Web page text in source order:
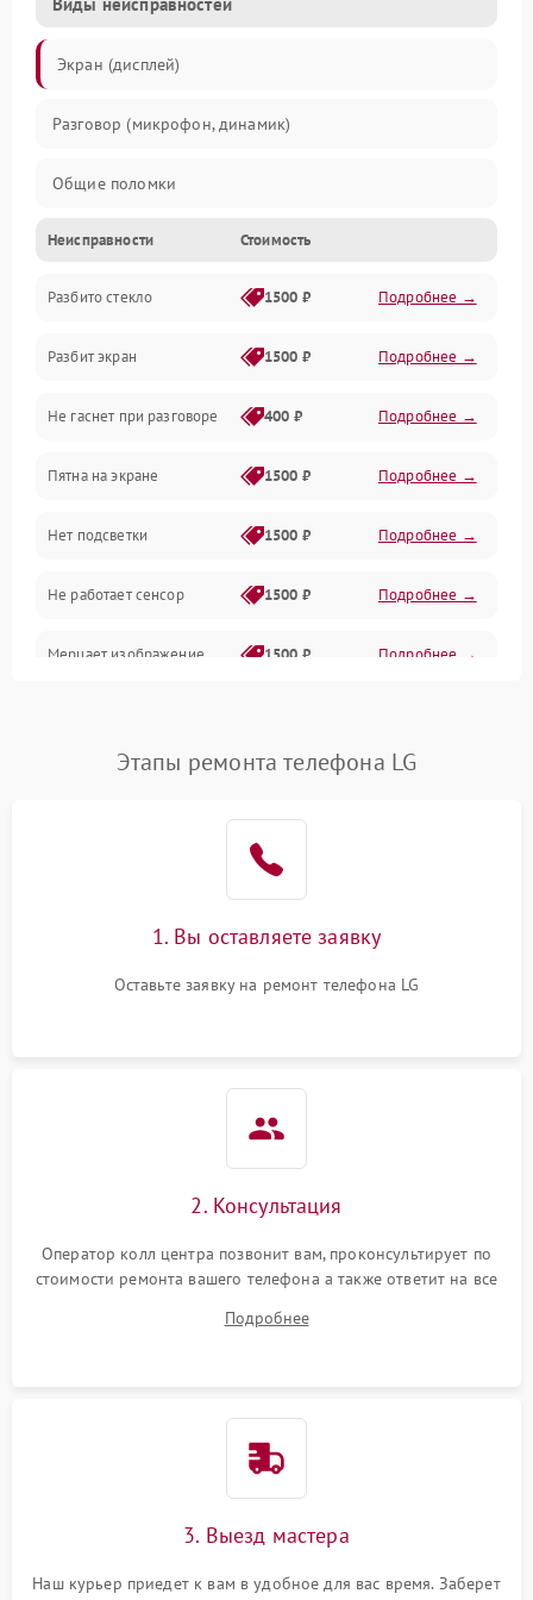
Экран (дисплей)
Разговор (микрофон, динамик)
Общие поломки
Проблемы связи
Камеры
Проблемы с дисплеем и сенсором
Зарядка
Проблемы с питанием, зарядкой и аккумулятором
Проблемы с работой системы, корпусом и другие
Неисправности Стоимость
Разбито стекло 1500 ₽ Подробнее →
Разбит экран 1500 ₽ Подробнее →
Не гаснет при разговоре 400 ₽ Подробнее →
Пятна на экране 1500 ₽ Подробнее →
Нет подсветки 1500 ₽ Подробнее →
Не работает сенсор 1500 ₽ Подробнее →
Мерцает изображение 1500 ₽ Подробнее →
Не работает Face ID 4000 ₽ Подробнее →
Этапы ремонта телефона LG
1. Вы оставляете заявку
Оставьте заявку на ремонт телефона LG
2. Консультация
Оператор колл центра позвонит вам, проконсультирует по
стоимости ремонта вашего телефона а также ответит на все
Подробнее
3. Выезд мастера
Наш курьер приедет к вам в удобное для вас время. Заберет